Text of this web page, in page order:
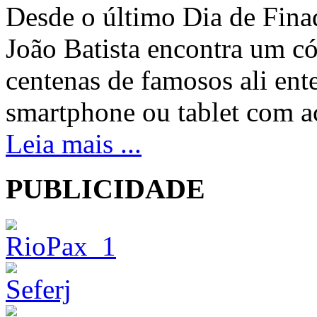
Desde o último Dia de
João Batista encontra um
centenas de famosos ali
smartphone ou tablet com
Leia mais ...
PUBLICIDADE